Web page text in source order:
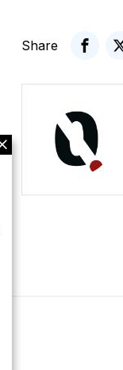
Share